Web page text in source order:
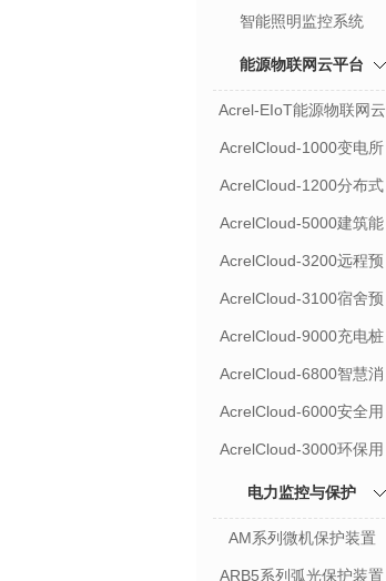
耗分析系统
智能照明监控系统
能源物联网云平台
Acrel-EIoT能源物联网云
AcrelCloud-1000变电所
AcrelCloud-1200分布式
光伏运维云平台
AcrelCloud-5000建筑能
AcrelCloud-3200远程预
付费管控云平台
AcrelCloud-3100宿舍预
付费管控云平台
AcrelCloud-9000充电桩
AcrelCloud-6800智慧消
AcrelCloud-6000安全用
AcrelCloud-3000环保用
电力监控与保护
AM系列微机保护装置
ARB5系列弧光保护装置